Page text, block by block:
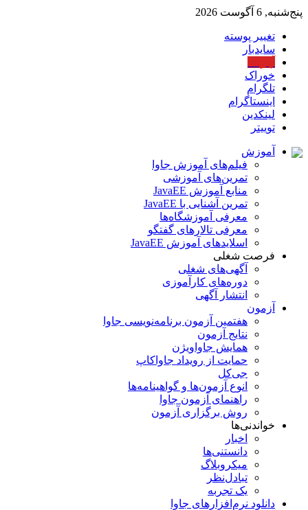
پنج‌شنبه, 6 آگوست 2026
تغییر پوسته
سایدبار
خوراک
تلگرام
اینستاگرام
لینکدین
توییتر
آموزش
فیلم‌های آموزش جاوا
تمرین‌های آموزشی
منابع آموزش JavaEE
تمرین آشنایی با JavaEE
معرفی آموزشگاه‌ها
معرفی تالارهای گفتگو
اسلایدهای آموزش JavaEE
فرصت شغلی
آگهی‌های شغلی
دوره‌های کارآموزی
انتشار آگهی
آزمون
هفتمین آزمون برنامه‌نویسی جاوا
نتایج آزمون
همایش جاواویژن
حمایت از رویداد جاواکاپ
جی‌کل
انوع آزمون‌ها و گواهینامه‌ها
راهنمای آزمون جاوا
روش برگزاری آزمون
خواندنی‌ها
اخبار
دانستنی‌ها
میکروبلاگ
تبادل‌نظر
یک تجربه
دانلود نرم‌افزارهای جاوا